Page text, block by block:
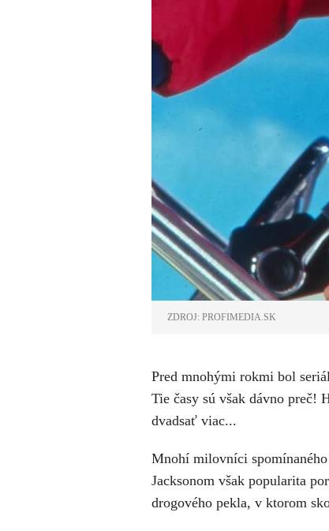
ZDROJ: PROFIMEDIA.SK
Pred mnohými rokmi bol
Tie časy sú však dávno preč!
dvadsať viac...
Mnohí milovníci spomínaného
Jacksonom však popularita
drogového pekla, v ktorom